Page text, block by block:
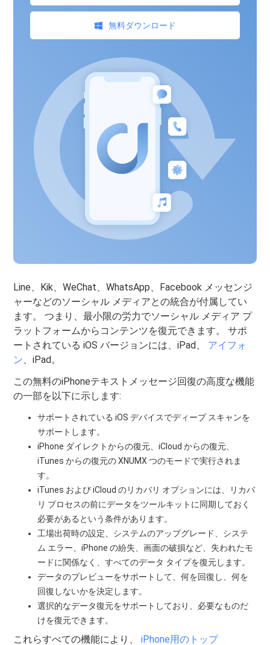
無料ダウンロード
Line、Kik、WeChat、WhatsApp、Facebook メッセンジ
ャーなどのソーシャル メディアとの統合が付属してい
ます。 つまり、最小限の労力でソーシャル メディア プ
ラットフォームからコンテンツを復元できます。 サポ
ートされている iOS バージョンには、iPad、 アイフォ
ン、iPad。
この無料のiPhoneテキストメッセージ回復の高度な機能
の一部を以下に示します:
サポートされている iOS デバイスでディープ スキャンを
サポートします。
iPhone ダイレクトからの復元、iCloud からの復元、
iTunes からの復元の XNUMX つのモードで実行されま
す。
iTunes および iCloud のリカバリ オプションには、リカバ
リ プロセスの前にデータをツールキットに同期しておく
必要があるという条件があります。
工場出荷時の設定、システムのアップグレード、システ
ム エラー、iPhone の紛失、画面の破損など、失われたモ
ードに関係なく、すべてのデータ タイプを復元します。
データのプレビューをサポートして、何を回復し、何を
回復しないかを決定します。
選択的なデータ復元をサポートしており、必要なものだ
けを復元できます。
これらすべての機能により、iPhone用のトップ